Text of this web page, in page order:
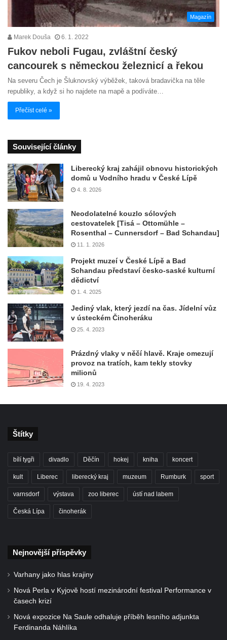
Magazín
Marek Douša 6. 1. 2022
Fukov neboli Fugau, zvláštní český
cancourek s německou železnicí a řekou
Na severu Čech je Šluknovský výběžek, taková bradavička na těle
republiky, a když si ho najdete na mapě a podíváte…
Přečíst celé »
Související články
Liberecký kraj zahájil obnovu historických
domů u Vodního hradu v České Lípě
4. 8. 2026
Neodolatelné kouzlo sólových
cestovatelek [Tisá – Ottomühle –
Rosenthal – Cunnersdorf – Bad Schandau]
11. 1. 2026
Projekt muzeí v České Lípě a Bad
Schandau představí česko-saské kulturní
dědictví
1. 4. 2025
Jediný vlak, který jezdí na čas. Jídelní vůz
v ústeckém Činoheráku
25. 4. 2023
Prázdný vlaky v něčí hlavě. Kraje omezují
provoz na tratích, kam tekly stovky
milionů
19. 4. 2023
Štítky
bílí tygři divadlo Děčín hokej kniha koncert
kult Liberec liberecký kraj muzeum Rumburk sport
varnsdorf výstava zoo liberec ústí nad labem
Česká Lípa činoherák
Nejnovější příspěvky
Varhany jako hlas krajiny
Nová Perla v Kyjově hostí mezinárodní festival Performance v
časech krizí
Nová expozice Na Saule odhaluje příběh lesního adjunkta
Ferdinanda Náhlíka